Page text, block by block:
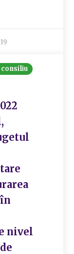
nivel